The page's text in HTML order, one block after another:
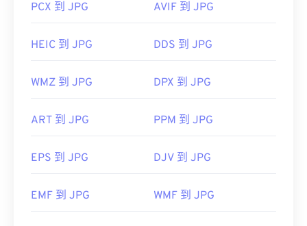
PCX 到 JPG AVIF 到 JPG
HEIC 到 JPG DDS 到 JPG
WMZ 到 JPG DPX 到 JPG
ART 到 JPG PPM 到 JPG
EPS 到 JPG DJV 到 JPG
EMF 到 JPG WMF 到 JPG